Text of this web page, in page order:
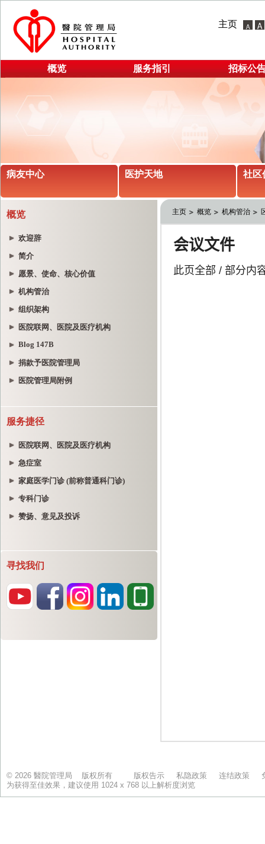
主页
概览 服务指引 招标公
病友中心 医护天地 社区
概览
欢迎辞
简介
愿景、使命、核心价值
机构管治
组织架构
医院联网、医院及医疗机构
Blog 147B
捐款予医院管理局
医院管理局附例
服务捷径
医院联网、医院及医疗机构
急症室
家庭医学门诊 (前称普通科门诊)
专科门诊
赞扬、意见及投诉
寻找我们
主页 概览 机构管治
© 2026 醫院管理局 版权所有 版权告示 私隐政策 连结政策
为获得至佳效果，建议使用 1024 x 768 以上解析度浏览